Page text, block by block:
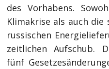
des Vorhabens.
Klimakrise als auch
russischen
zeitlichen Aufschub.
fünf